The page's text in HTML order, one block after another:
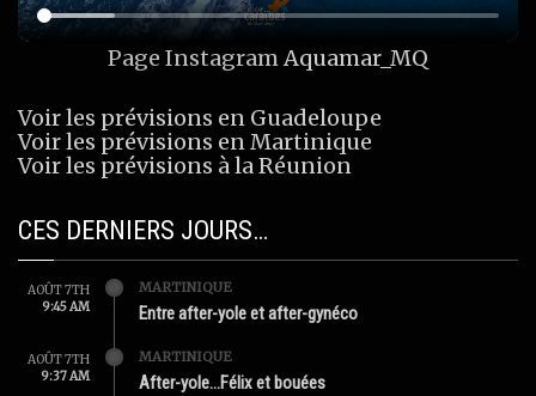
Page InstagramAquamar_MQ
Voir les prévisions en Guadeloupe
Voir les prévisions en Martinique
Voir les prévisions à la Réunion
CES DERNIERS JOURS…
AOÛT 7TH
9:45 AM
MARTINIQUE
Entre after-yole et after-gynéco
AOÛT 7TH
9:37 AM
MARTINIQUE
After-yole…Félix et bouées